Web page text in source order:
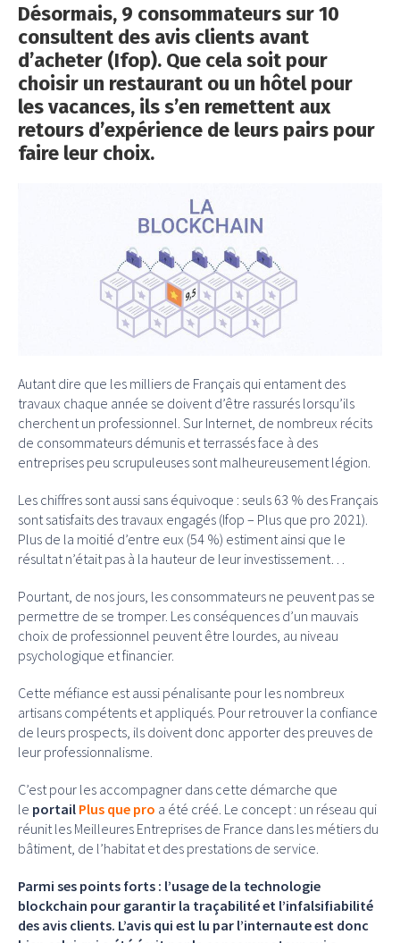
Désormais, 9 consommateurs sur 10
consultent des avis clients avant
d’acheter (Ifop). Que cela soit pour
choisir un restaurant ou un hôtel pour
les vacances, ils s’en remettent aux
retours d’expérience de leurs pairs pour
faire leur choix.
Autant dire que les milliers de Français qui entament des
travaux chaque année se doivent d’être rassurés lorsqu’ils
cherchent un professionnel. Sur Internet, de nombreux récits
de consommateurs démunis et terrassés face à des
entreprises peu scrupuleuses sont malheureusement légion.
Les chiffres sont aussi sans équivoque : seuls 63 % des Français
sont satisfaits des travaux engagés (Ifop – Plus que pro 2021).
Plus de la moitié d’entre eux (54 %) estiment ainsi que le
résultat n’était pas à la hauteur de leur investissement…
Pourtant, de nos jours, les consommateurs ne peuvent pas se
permettre de se tromper. Les conséquences d’un mauvais
choix de professionnel peuvent être lourdes, au niveau
psychologique et financier.
Cette méfiance est aussi pénalisante pour les nombreux
artisans compétents et appliqués. Pour retrouver la confiance
de leurs prospects, ils doivent donc apporter des preuves de
leur professionnalisme.
C’est pour les accompagner dans cette démarche que
le portail Plus que pro a été créé. Le concept : un réseau qui
réunit les Meilleures Entreprises de France dans les métiers du
bâtiment, de l’habitat et des prestations de service.
Parmi ses points forts : l’usage de la technologie
blockchain pour garantir la traçabilité et l’infalsifiabilité
des avis clients. L’avis qui est lu par l’internaute est donc